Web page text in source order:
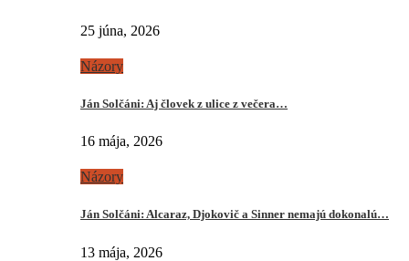
25 júna, 2026
Názory
Ján Solčáni: Aj človek z ulice z večera…
16 mája, 2026
Názory
Ján Solčáni: Alcaraz, Djokovič a Sinner nemajú dokonalú…
13 mája, 2026